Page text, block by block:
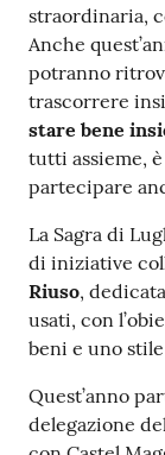
Seguici
su
straordinaria,
Anche
potranno
trascorrere
stare bene
tutti assieme,
partecipare
La Sagra di
di iniziative
Riuso,
usati, con
beni e uno
Quest’anno
delegazione